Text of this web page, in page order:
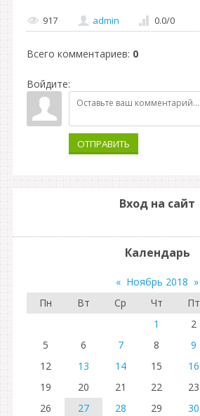
917 admin 0.0/0
Всего комментариев: 0
Войдите:
ОТПРАВИТЬ
Вход на сайт
Календарь
« Ноябрь 2018 »
Пн
Вт Ср Чт Пт
1
2
5
6 7 8 9
12
13 14 15 16
19
20 21 22 23
26
27 28 29 30